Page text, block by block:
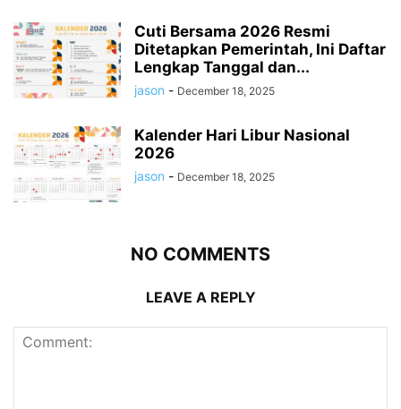
Cuti Bersama 2026 Resmi
Ditetapkan Pemerintah, Ini Daftar
Lengkap Tanggal dan...
jason - December 18, 2025
Kalender Hari Libur Nasional
2026
jason - December 18, 2025
NO COMMENTS
LEAVE A REPLY